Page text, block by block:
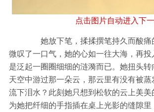
点击图片自动进入下
她放下笔，揉揉撰笔持久而酸痛
微叹了一口气，她的心如一往大海，再投
是泛起一圈圈细细的涟漪而已。她扭头转
天空中游过那一朵云，那云里有没有被蒸
流下泪水？此刻她只想到松软的云上美
为她把纤细的手指插在桌上光影的缝隙